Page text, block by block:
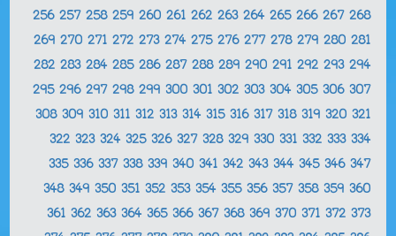
256 257 258 259 260 261 262 263 264 265 266 267 268
269 270 271 272 273 274 275 276 277 278 279 280 281
282 283 284 285 286 287 288 289 290 291 292 293 294
295 296 297 298 299 300 301 302 303 304 305 306 307
308 309 310 311 312 313 314 315 316 317 318 319 320 321
322 323 324 325 326 327 328 329 330 331 332 333 334
335 336 337 338 339 340 341 342 343 344 345 346 347
348 349 350 351 352 353 354 355 356 357 358 359 360
361 362 363 364 365 366 367 368 369 370 371 372 373